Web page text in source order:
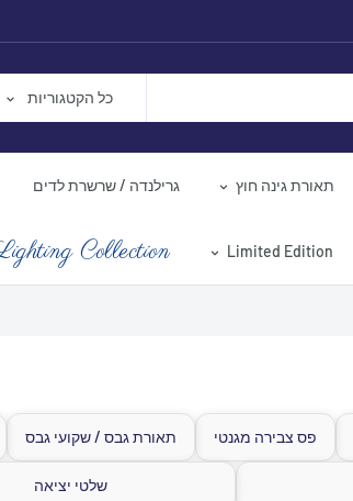
כל הקטגוריות
תאורת גינה חוץ גרילנדה / שרשרת לדים
Limited Edition
Collection
פס צבירה מגנטי תאורת גבס / שקועי גבס
שלטי יציאה